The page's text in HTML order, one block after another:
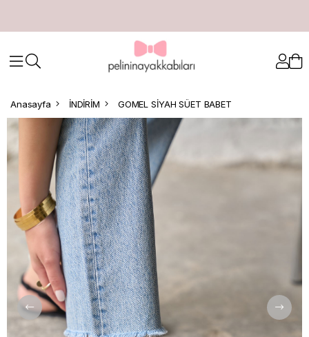
Anasayfa İNDİRİM GOMEL SİYAH SÜET BABET